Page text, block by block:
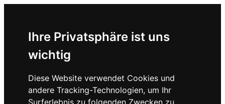
Ihre Privatsphäre ist uns
wichtig
Diese Website verwendet Cookies und
andere Tracking-Technologien, um Ihr
Surferlebnis zu folgenden Zwecken zu